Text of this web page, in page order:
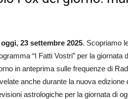
23 settembre 2025. Scopriamo
“I Fatti Vostri” per la
in anteprima sulle frequenze di
anche durante la nuova edizione
astrologiche per la giornata di